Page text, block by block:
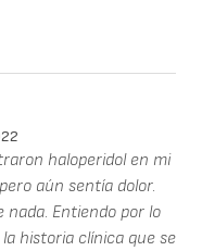
haloperidol en mi
aún sentía dolor.
nada. Entiendo por lo
historia clínica que se